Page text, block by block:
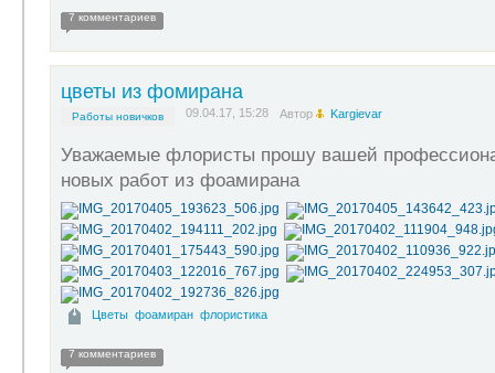
7 комментариев
цветы из фомирана
Работы новичков 09.04.17, 15:28 Автор Kargievar
Уважаемые флористы прошу вашей
новых работ из фоамирана
Цветы фоамиран флористика
7 комментариев